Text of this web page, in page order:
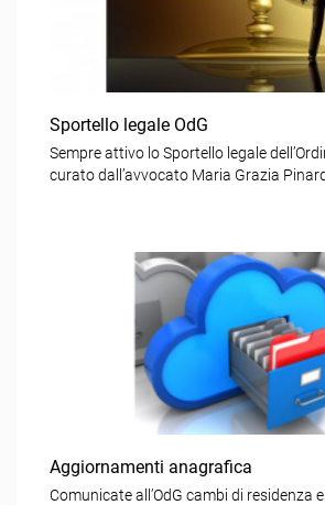
Sportello legale OdG
Sempre attivo lo Sportello legale
curato dall’avvocato Maria Grazia
Aggiornamenti anagrafica
Comunicate all’OdG cambi di residenza